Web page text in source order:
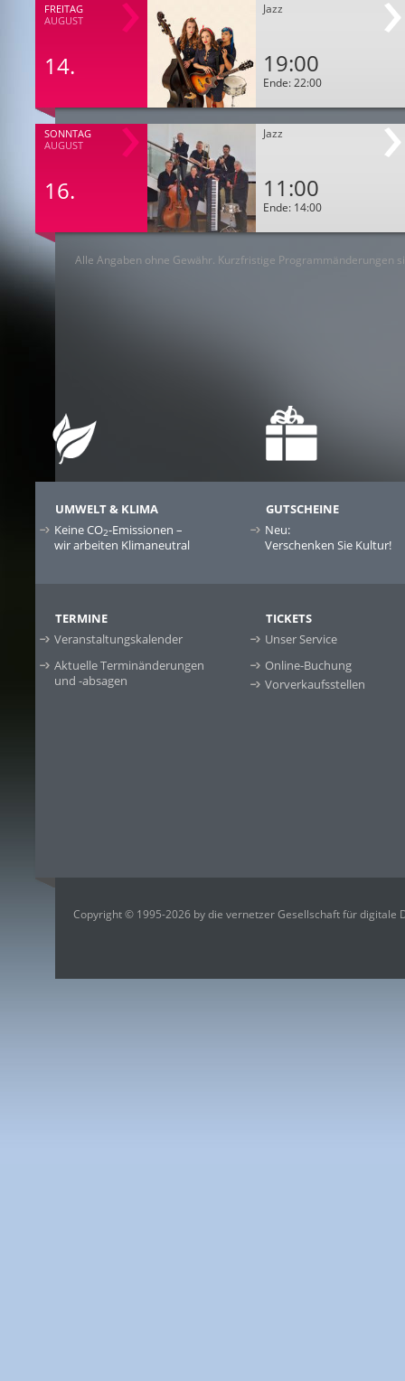
FREITAG
AUGUST
14.
Jazz
19:00
Ende: 22:00
SONNTAG
AUGUST
16.
Jazz
11:00
Ende: 14:00
Alle Angaben ohne Gewähr. Kurzfristige Programmänderungen
UMWELT & KLIMA
Keine CO2-Emissionen –
wir arbeiten Klimaneutral
GUTSCHEINE
Neu:
Verschenken Sie Kultur!
TERMINE
Veranstaltungskalender
Aktuelle Terminänderungen
und -absagen
TICKETS
Unser Service
Online-Buchung
Vorverkaufsstellen
Copyright © 1995-2026 by die vernetzer Gesellschaft für digitale